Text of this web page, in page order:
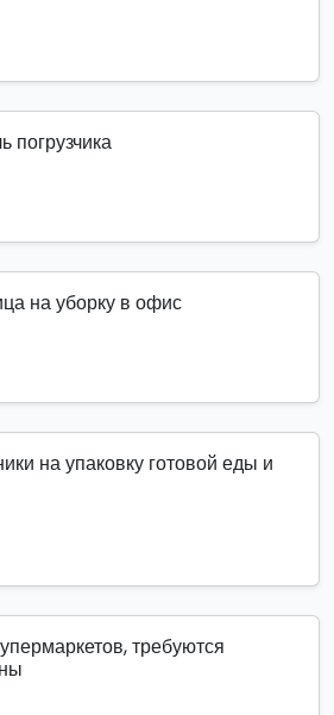
погрузчика
на уборку в офис
на упаковку готовой еды и
требуются